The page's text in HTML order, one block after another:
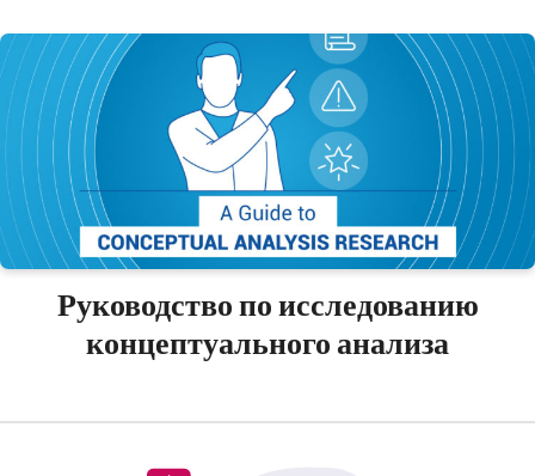
Руководство по исследованию
концептуального анализа